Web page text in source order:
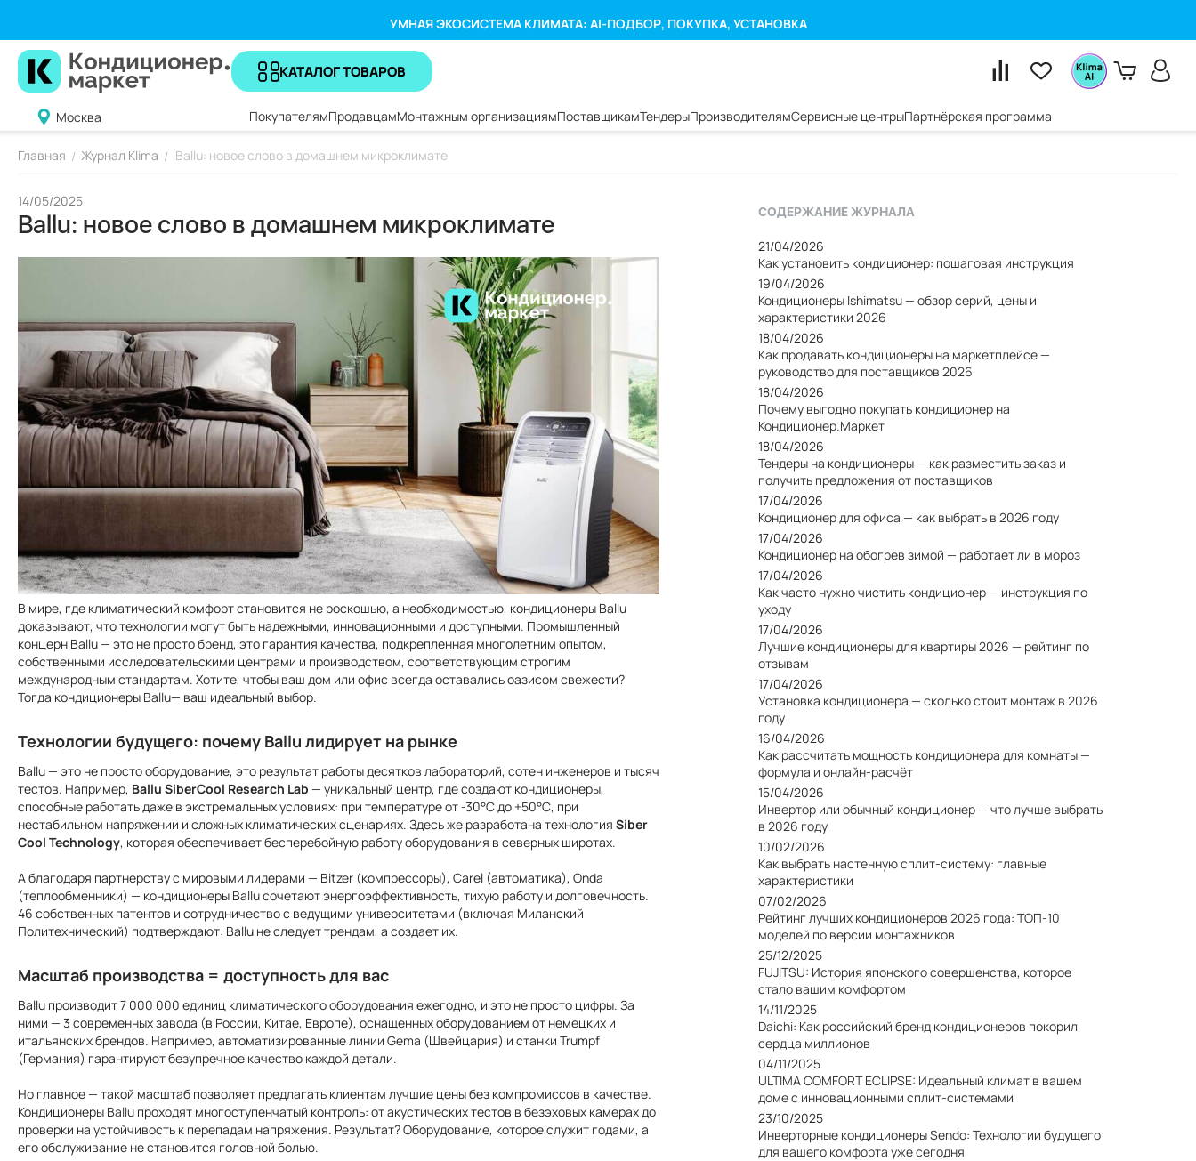
УМНАЯ ЭКОСИСТЕМА КЛИМАТА: AI-ПОДБОР, ПОКУПКА, УСТАНОВКА
КАТАЛОГ ТОВАРОВ
Москва ПокупателямПродавцамМонтажным организациямПоставщикамТендерыПроизводителямСервисные центрыПартнёрская программа
Главная / Журнал Klima / Ballu: новое слово в домашнем микроклимате
14/05/2025
Ballu: новое слово в домашнем микроклимате
В мире, где климатический комфорт становится не роскошью, а необходимостью, кондиционеры Ballu
доказывают, что технологии могут быть надежными, инновационными и доступными. Промышленный
концерн Ballu — это не просто бренд, это гарантия качества, подкрепленная многолетним опытом,
собственными исследовательскими центрами и производством, соответствующим строгим
международным стандартам. Хотите, чтобы ваш дом или офис всегда оставались оазисом свежести?
Тогда кондиционеры Ballu— ваш идеальный выбор.
Технологии будущего: почему Ballu лидирует на рынке
Ballu — это не просто оборудование, это результат работы десятков лабораторий, сотен инженеров и тысяч
тестов. Например, Ballu SiberCool Research Lab — уникальный центр, где создают кондиционеры,
способные работать даже в экстремальных условиях: при температуре от -30°С до +50°С, при
нестабильном напряжении и сложных климатических сценариях. Здесь же разработана технология Siber
Cool Technology, которая обеспечивает бесперебойную работу оборудования в северных широтах.
А благодаря партнерству с мировыми лидерами — Bitzer (компрессоры), Carel (автоматика), Onda
(теплообменники) — кондиционеры Ballu сочетают энергоэффективность, тихую работу и долговечность.
46 собственных патентов и сотрудничество с ведущими университетами (включая Миланский
Политехнический) подтверждают: Ballu не следует трендам, а создает их.
Масштаб производства = доступность для вас
Ballu производит 7 000 000 единиц климатического оборудования ежегодно, и это не просто цифры. За
ними — 3 современных завода (в России, Китае, Европе), оснащенных оборудованием от немецких и
итальянских брендов. Например, автоматизированные линии Gema (Швейцария) и станки Trumpf
(Германия) гарантируют безупречное качество каждой детали.
Но главное — такой масштаб позволяет предлагать клиентам лучшие цены без компромиссов в качестве.
Кондиционеры Ballu проходят многоступенчатый контроль: от акустических тестов в безэховых камерах до
проверки на устойчивость к перепадам напряжения. Результат? Оборудование, которое служит годами, а
его обслуживание не становится головной болью.
СОДЕРЖАНИЕ ЖУРНАЛА
21/04/2026
Как установить кондиционер: пошаговая инструкция
19/04/2026
Кондиционеры Ishimatsu — обзор серий, цены и
характеристики 2026
18/04/2026
Как продавать кондиционеры на маркетплейсе —
руководство для поставщиков 2026
18/04/2026
Почему выгодно покупать кондиционер на
Кондиционер.Маркет
18/04/2026
Тендеры на кондиционеры — как разместить заказ и
получить предложения от поставщиков
17/04/2026
Кондиционер для офиса — как выбрать в 2026 году
17/04/2026
Кондиционер на обогрев зимой — работает ли в мороз
17/04/2026
Как часто нужно чистить кондиционер — инструкция по
уходу
17/04/2026
Лучшие кондиционеры для квартиры 2026 — рейтинг по
отзывам
17/04/2026
Установка кондиционера — сколько стоит монтаж в 2026
году
16/04/2026
Как рассчитать мощность кондиционера для комнаты —
формула и онлайн-расчёт
15/04/2026
Инвертор или обычный кондиционер — что лучше выбрать
в 2026 году
10/02/2026
Как выбрать настенную сплит-систему: главные
характеристики
07/02/2026
Рейтинг лучших кондиционеров 2026 года: ТОП-10
моделей по версии монтажников
25/12/2025
FUJITSU: История японского совершенства, которое
стало вашим комфортом
14/11/2025
Daichi: Как российский бренд кондиционеров покорил
сердца миллионов
04/11/2025
ULTIMA COMFORT ECLIPSE: Идеальный климат в вашем
доме с инновационными сплит-системами
23/10/2025
Инверторные кондиционеры Sendo: Технологии будущего
для вашего комфорта уже сегодня